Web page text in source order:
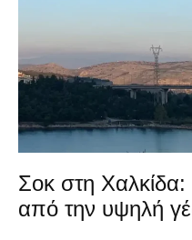
Σοκ στη
από την υψηλή